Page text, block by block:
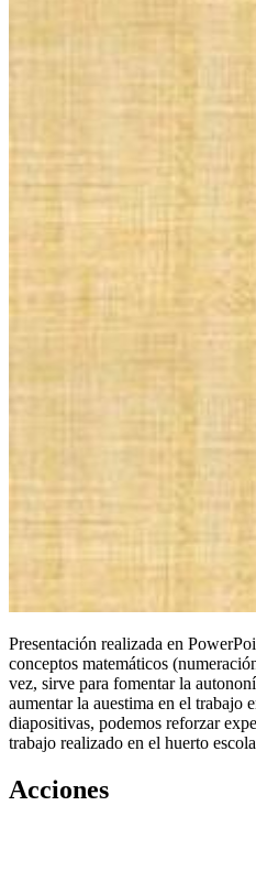
Presentación realizada en
conceptos matemáticos
vez, sirve para fomentar la
aumentar la auestima en el trabajo
diapositivas, podemos reforzar
trabajo realizado en el huerto
Acciones